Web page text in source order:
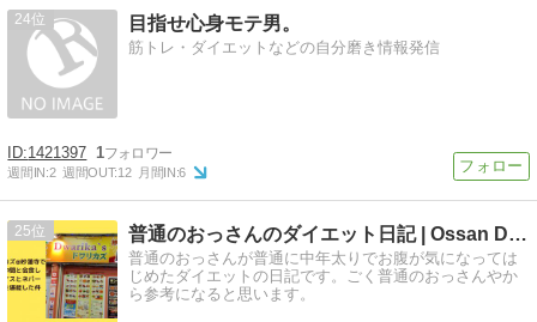
24 目指せ心身モテ男。
筋トレ・ダイエットなどの自分磨き情報発信
1421397 1
週間IN:2 週間OUT:12 月間IN:6
25 普通のおっさんのダイエット日記 | Ossan Diet …
普通のおっさんが普通に中年太りでお腹が気になっては
じめたダイエットの日記です。ごく普通のおっさんやか
ら参考になると思います。